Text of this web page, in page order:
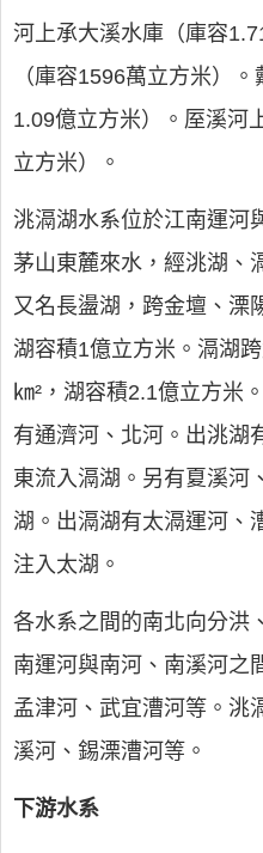
河上承大溪水庫（庫容
（庫容1596萬立方米）
1.09億立方米）。厔溪河
立方米）。
洮滆湖水系位於江南運河
茅山東麓來水，經洮湖、
又名長盪湖，跨金壇、溧
湖容積1億立方米。滆湖
㎞²，湖容積2.1億立方米
有通濟河、北河。出洮湖
東流入滆湖。另有夏溪河
湖。出滆湖有太滆運河、
注入太湖。
各水系之間的南北向分洪
南運河與南河、南溪河之
孟津河、武宜漕河等。洮
溪河、錫溧漕河等。
下游水系